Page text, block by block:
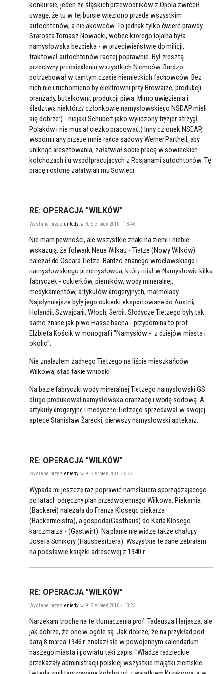
konkursie, jeden ze śląskich przewodników z Opola zwrócił
uwagę, że tu w tej bursie więziono przede wszystkim
autochtonów, a nie akowców. To jednak tylko ćwierć prawdy.
Starosta Tomasz Nowacki, wobec którego lojalna była
namysłowska bezpieka - w przeciwieństwie do milicji,
traktował autochtonów raczej poprawnie. Był zresztą
przeciwny przesiedleniu wszystkich Niemców. Bardzo
potrzebował w tamtym czasie niemieckich fachowców. Bez
nich nie uruchomiono by elektrowni przy Browarze, produkcji
oranżady, butelkowni, produkcji piwa. Mimo uwięzienia i
śledztwa niektórzy członkowie namysłowskiego NSDAP mieli
się dobrze:) - niejaki Schubert jako wyuczony fryzjer strzygł
Polaków i nie musiał cieżko pracować:) Inny członek NSDAP,
wspominany przeze mnie radca sądowy Werner Partheil, aby
uniknąć aresztowania, załatwiał sobie pracę w sowieckich
kołchozach i u współpracujących z Rosjanami autochtonów. Tę
pracę i osłonę załatwiali mu Sowieci.
RE: OPERACJA "WILKÓW"
Wysłane przez entedy w 8. Sierpień 2010 - 13:46
Nie mam pewności, ale wszystkie znaki na ziemi i niebie
wskazują, że folwark Neue Wilkau - Tietze (Nowy Wilków)
należał do Oscara Tietze. Bardzo znanego wrocławskiego i
namysłowskiego przemysłowca, który miał w Namysłowie kilka
fabryczek - cukierków, pierników, wody mineralnej,
medykamentów, artykułów drogeryjnych, marmolady.
Najsłynniejsze były jego cukierki eksportowane do Austrii,
Holandii, Szwajcarii, Włoch, Serbii. Słodycze Tietzego były tak
samo znane jak piwo Hasselbacha - przypomina to prof.
Elżbieta Kościk w monografii "Namysłów - z dziejów miasta i
okolic".
Nie znalazłem żadnego Tietzego na liście mieszkańców
Wilkowa, stąd takie wnioski.
Na bazie fabryczki wody mineralnej Tietzego namysłowski GS
długo produkował namysłowska oranżadę i wodę sodową. A
artykuły drogeryjne i medyczne Tietzego sprzedawał w swojej
aptece Stanisław Żarecki, pierwszy namysłowski aptekarz.
RE: OPERACJA "WILKÓW"
Wysłane przez entedy w 9. Sierpień 2010 - 5:27
Wypada mi jeszcze raz poprawić namslauera sporządzajacego
po latach odręczny plan przedwojennego Wilkowa. Piekarnia
(Backerei) należała do Franza Klosego piekarza
(Backermeistra), a gospoda(Gasthaus) do Karla Klosego
karczmarza - (Gastwirt). Na planie nie widzę także chałupy
Josefa Schikory (Hausbesitzera). Wszystkie te dane zebrałem
na podstawie książki adresowej z 1940 r.
RE: OPERACJA "WILKÓW"
Wysłane przez entedy w 9. Sierpień 2010 - 10:23
Narzekam trochę na te tłumaczenia prof. Tadeusza Harjasza, ale
jak dobrze, że one w ogóle są. Jak dobrze, że na przykład pod
datą 8 marca 1946 r. znalazł sie w powojennym kalendarium
naszego miasta i powiatu taki zapis: "Władze radzieckie
przekazały administracji polskiej wszystkie majątki ziemskie